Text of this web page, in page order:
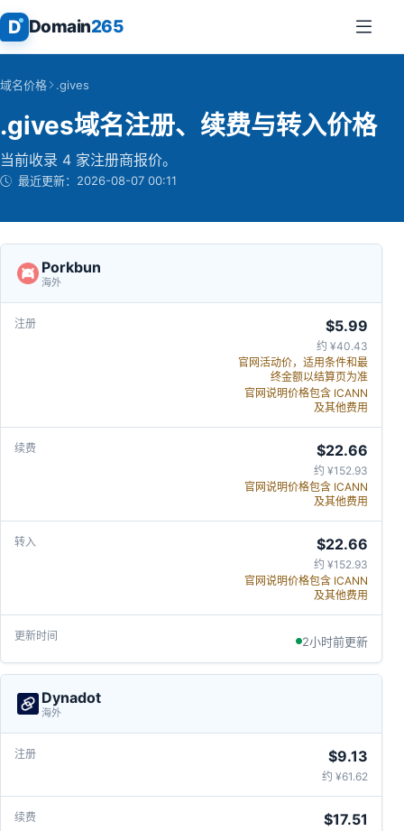
D Domain265
域名价格 .gives
.gives域名注册、续费与转入价格
当前收录 4 家注册商报价。
最近更新： 2026-08-07 00:11
Porkbun
海外
$5.99
约 ¥40.43
官网活动价，适用条件和最
终金额以结算页为准
官网说明价格包含 ICANN
及其他费用
$22.66
约 ¥152.93
官网说明价格包含 ICANN
及其他费用
$22.66
约 ¥152.93
官网说明价格包含 ICANN
及其他费用
2小时前更新
Dynadot
海外
$9.13
约 ¥61.62
$17.51